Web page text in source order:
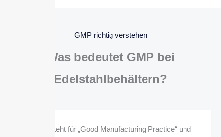
GMP richtig verstehen
Was bedeutet GMP bei
Edelstahlbehältern?
GMP steht für „Good Manufacturing Practice“ und